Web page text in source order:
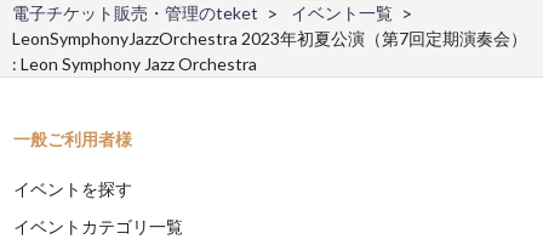
電子チケット販売・管理のteket
イベント一覧
LeonSymphonyJazzOrchestra 2023年初夏公演（第7回定期演奏会）
: Leon Symphony Jazz Orchestra
一般ご利用者様
イベントを探す
イベントカテゴリ一覧